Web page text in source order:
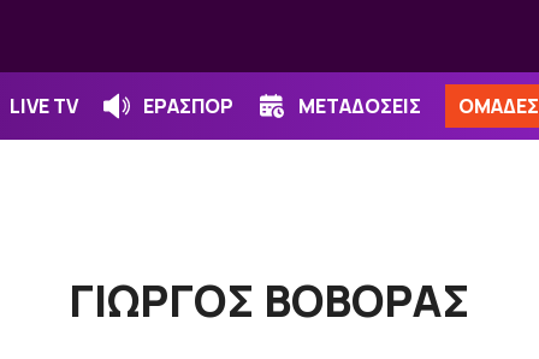
LIVE TV ΕΡΑΣΠΟΡ ΜΕΤΑΔΟΣΕΙΣ ΟΜΑΔΕΣ
ΓΙΩΡΓΟΣ ΒΟΒΟΡΑΣ